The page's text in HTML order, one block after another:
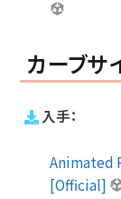
カーブサ
入手：
Animated
[Official]